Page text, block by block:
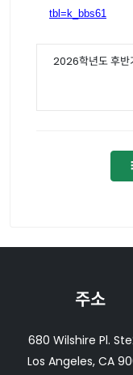
tbl=k_bbs61
2026학년도 후반
주소
680 Wilshire Pl.
Los Angeles, CA